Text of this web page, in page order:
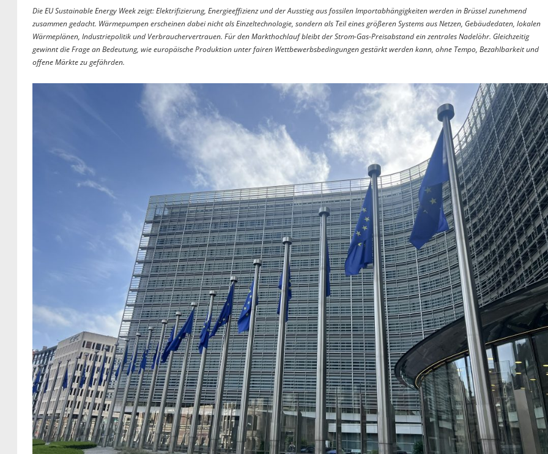
Die EU Sustainable Energy Week zeigt: Elektrifizierung, Energieeffizienz und der Ausstieg aus fossilen Importabhängigkeiten werden in Brüssel zunehmend
zusammen gedacht. Wärmepumpen erscheinen dabei nicht als Einzeltechnologie, sondern als Teil eines größeren Systems aus Netzen, Gebäudedaten, lokalen
Wärmeplänen, Industriepolitik und Verbrauchervertrauen. Für den Markthochlauf bleibt der Strom-Gas-Preisabstand ein zentrales Nadelöhr. Gleichzeitig
gewinnt die Frage an Bedeutung, wie europäische Produktion unter fairen Wettbewerbsbedingungen gestärkt werden kann, ohne Tempo, Bezahlbarkeit und
offene Märkte zu gefährden.